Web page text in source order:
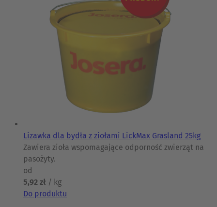
Lizawka dla bydła z ziołami LickMax Grasland 25kg
Zawiera zioła wspomagające odporność zwierząt na
pasożyty.
od
5,92 zł / kg
Do produktu